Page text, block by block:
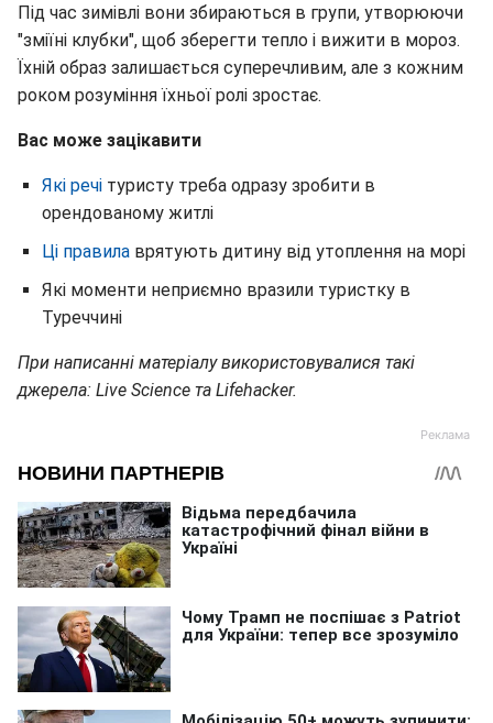
Під час зимівлі вони збираються в групи, утворюючи
"зміїні клубки", щоб зберегти тепло і вижити в мороз.
Їхній образ залишається суперечливим, але з кожним
роком розуміння їхньої ролі зростає.
Вас може зацікавити
Які речі туристу треба одразу зробити в
орендованому житлі
Ці правила врятують дитину від утоплення на морі
Які моменти неприємно вразили туристку в
Туреччині
При написанні матеріалу використовувалися такі
джерела: Live Science та Lifehacker.